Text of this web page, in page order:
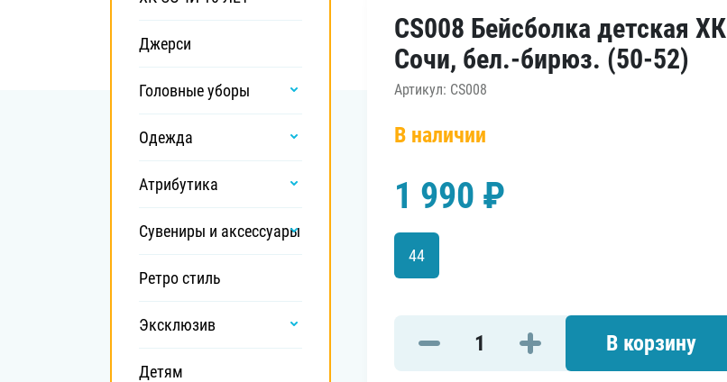
Локомотив
Шанхайские Драконы
Барыс
Салават Юлаев
Сибирь
Джерси
Головные уборы
Одежда
Атрибутика
Сувениры и аксессуары
Ретро стиль
Эксклюзив
Детям
CS008 Бейсболка детская ХК
Сочи, бел.-бирюз. (50-52)
Артикул: CS008
В наличии
1 990 ₽
44
В корзину